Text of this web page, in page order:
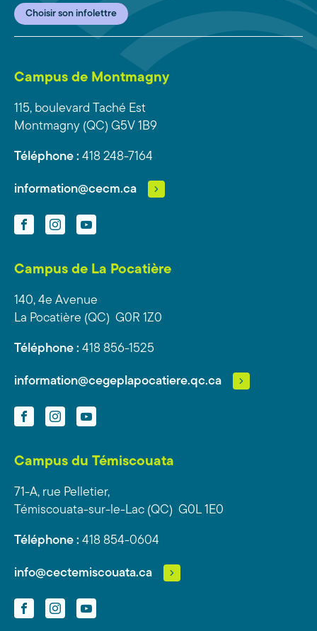
Choisir son infolettre
Campus de Montmagny
115, boulevard Taché Est
Montmagny (QC) G5V 1B9
Téléphone : 418 248-7164
information@cecm.ca
FacebookInstagramYouTube
Campus de La Pocatière
140, 4e Avenue
La Pocatière (QC) G0R 1Z0
Téléphone : 418 856-1525
information@cegeplapocatiere.qc.ca
FacebookInstagramYouTube
Campus du Témiscouata
71-A, rue Pelletier,
Témiscouata-sur-le-Lac (QC) G0L 1E0
Téléphone : 418 854-0604
info@cectemiscouata.ca
FacebookInstagramYouTube